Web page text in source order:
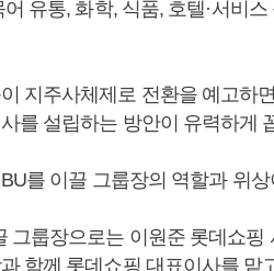
유통, 화학, 식품, 호텔·서비
지주사체제로 전환을 예고하
를 설립하는 방안이 유력하게
를 이끌 그룹장의 역할과 위
그룹장으로는 이원준 롯데쇼핑
함께 롯데쇼핑 대표이사를 맡